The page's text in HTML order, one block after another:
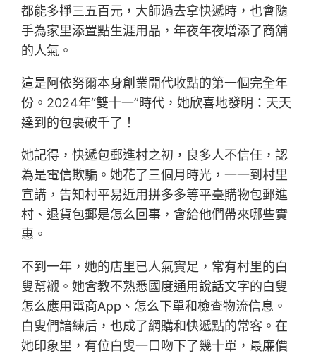
都能多掙三五百元，大師過去拿快遞時，也會隨
手為家里添置點生涯用品，年夜年夜增添了商舖
的人氣。
這是阿依努爾本身創業開代收點的第一個完全年
份。2024年“雙十一”時代，她欣喜地發明：天天
達到的包裹破千了！
她記得，快遞包郵進村之初，良多人不信任，認
為是電信欺騙。她花了三個月時光，一一到村里
宣講，告知村平易近用拼多多等平臺購物包郵進
村、退貨包郵是怎么回事，會給他們帶來哪些實
惠。
不到一年，她的店里已人氣實足，常有村里的白
叟幫襯。她會教不熟悉國度通用說話文字的白叟
怎么應用電商App、怎么下單和檢查物流信息。
白叟們諳練后，也成了網購和快遞點的常客。在
她印象里，有位白叟一口吻下了幾十單，最廉價